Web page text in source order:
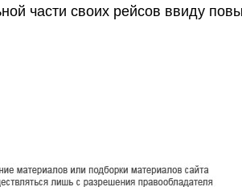
части своих рейсов ввиду